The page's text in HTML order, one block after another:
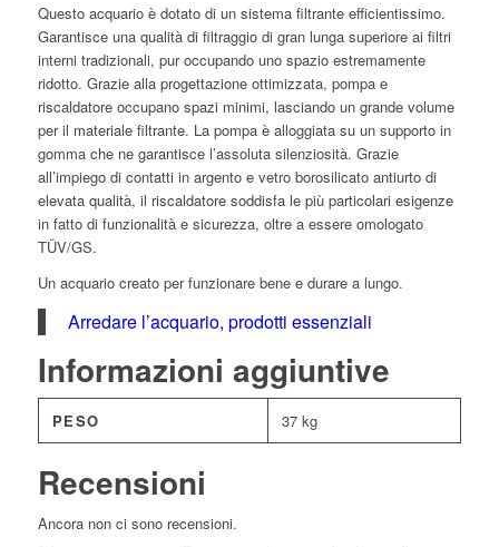
Questo acquario è dotato di un sistema filtrante efficientissimo.
Garantisce una qualità di filtraggio di gran lunga superiore ai filtri
interni tradizionali, pur occupando uno spazio estremamente
ridotto. Grazie alla progettazione ottimizzata, pompa e
riscaldatore occupano spazi minimi, lasciando un grande volume
per il materiale filtrante. La pompa è alloggiata su un supporto in
gomma che ne garantisce l’assoluta silenziosità. Grazie
all’impiego di contatti in argento e vetro borosilicato antiurto di
elevata qualità, il riscaldatore soddisfa le più particolari esigenze
in fatto di funzionalità e sicurezza, oltre a essere omologato
TÜV/GS.
Un acquario creato per funzionare bene e durare a lungo.
Arredare l’acquario, prodotti essenziali
Informazioni aggiuntive
PESO 37 kg
Recensioni
Ancora non ci sono recensioni.